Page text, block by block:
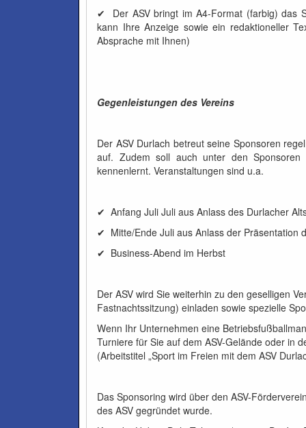
✔ Der ASV bringt im A4-Format (farbig) das
kann Ihre Anzeige sowie ein redaktioneller
Absprache mit Ihnen)
Gegenleistungen des Vereins
Der ASV Durlach betreut seine Sponsoren
auf. Zudem soll auch unter den
kennenlernt. Veranstaltungen sind u.a.
✔ Anfang Juli Juli aus Anlass des Durlacher
✔ Mitte/Ende Juli aus Anlass der Präsentation
✔ Business-Abend im Herbst
Der ASV wird Sie weiterhin zu den geselligen
Fastnachtssitzung) einladen sowie spezielle
Wenn Ihr Unternehmen eine
Turniere für Sie auf dem ASV-Gelände oder in
(Arbeitstitel „Sport im Freien mit dem ASV
Das Sponsoring wird über den ASV-
des ASV gegründet wurde.